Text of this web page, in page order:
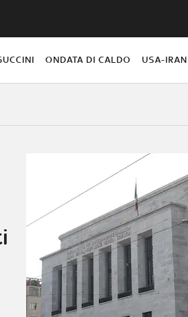
ONDATA DI CALDO USA-IRAN